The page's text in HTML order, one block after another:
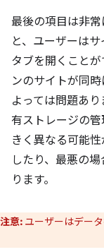
最後の項目は非
と、ユーザーは
タブを開くこと
ンのサイトが同
よっては問題あ
有ストレージの
きく異なる可能
したり、最悪の
ります。
注意: ユーザーはデー